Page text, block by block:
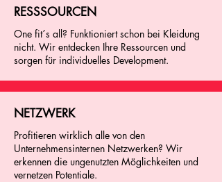
RESSSOURCEN
One fit´s all? Funktioniert schon bei Kleidung
nicht. Wir entdecken Ihre Ressourcen und
sorgen für individuelles Development.
NETZWERK
Profitieren wirklich alle von den
Unternehmensinternen Netzwerken? Wir
erkennen die ungenutzten Möglichkeiten und
vernetzen Potentiale.